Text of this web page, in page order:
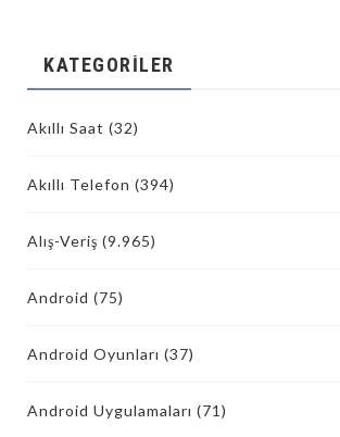
KATEGORILER
Akıllı Saat (32)
Akıllı Telefon (394)
Alış-Veriş (9.965)
Android (75)
Android Oyunları (37)
Android Uygulamaları (71)